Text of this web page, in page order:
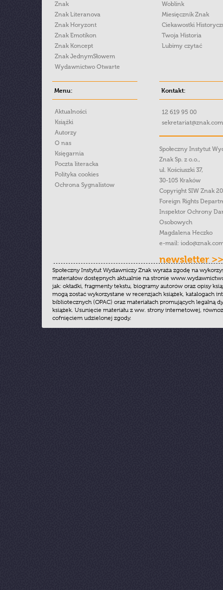
Znak
Znak Literanova
Znak Horyzont
Znak Emotikon
Znak Koncept
Znak JednymSłowem
Wydawnictwo Otwarte
Woblink
Miesięcznik Znak
Ciekawostki
Twoja Historia
Lubimy czytać
Menu:
Aktualności
Książki
Autorzy
O nas
Księgarnia
Poczta literacka
Polityka cookies
Ochrona Sygnalistow
Kontakt:
12 619 95 00
Społeczny Instytut
Znak Sp. z o.o.,
ul. Kościuszki 37,
30-105 Kraków
Copyright SIW Znak
Foreign Rights
Inspektor Ochrony
Osobowych
Magdalena Heczko
e-mail:
newsletter >>
Społeczny Instytut Wydawniczy Znak wyraża zgodę na
materiałów dostępnych aktualnie na stronie
jak: okładki, fragmenty tekstu, biogramy autorów oraz opisy
mogą zostać wykorzystane w recenzjach książek, katalogach
bibliotecznych (OPAC) oraz materiałach promujących legalną
książek. Usunięcie materiału z ww. strony internetowej,
cofnięciem udzielonej zgody.